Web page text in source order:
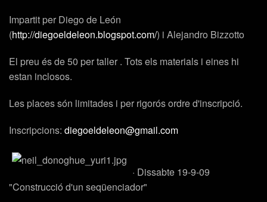
Impartit per Diego de León
(http://diegoeldeleon.blogspot.com/) i Alejandro Bizzotto
El preu és de 50 per taller . Tots els materials i eines hi
estan inclosos.
Les places són limitades i per rigorós ordre d'inscripció.
Inscripcions: diegoeldeleon@gmail.com
· Dissabte 19-9-09
"Construcció d'un seqüenciador"